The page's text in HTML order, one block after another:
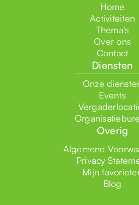
Home
Activiteiten
Thema's
Over ons
Contact
Diensten
Onze
Events
Overig
Algemene
Privacy
Mijn
Blog